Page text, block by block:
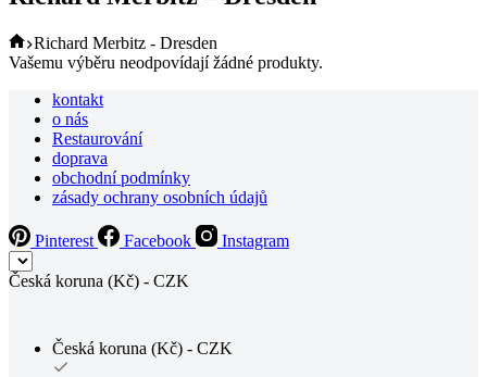
Home
Richard Merbitz - Dresden
Vašemu výběru neodpovídají žádné produkty.
kontakt
o nás
Restaurování
doprava
obchodní podmínky
zásady ochrany osobních údajů
Pinterest Facebook Instagram
Česká koruna (Kč) - CZK
Česká koruna (Kč) - CZK